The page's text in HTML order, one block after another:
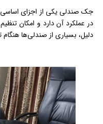
جک صندلی یکی از اجزای
در عملکرد آن دارد و امکان
دلیل، بسیاری از صندلی‌ها